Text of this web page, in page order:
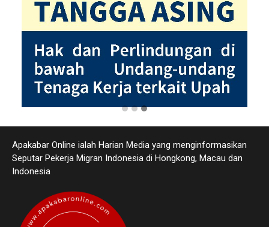
Apakabar Online ialah Harian Media yang menginformasikan
Seputar Pekerja Migran Indonesia di Hongkong, Macau dan
Indonesia